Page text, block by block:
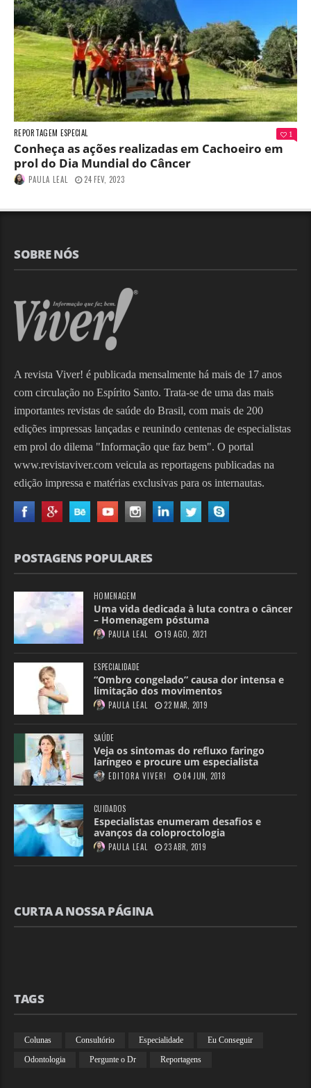
REPORTAGEM ESPECIAL 1
Conheça as ações realizadas em Cachoeiro em
prol do Dia Mundial do Câncer
PAULA LEAL 24 FEV, 2023
SOBRE NÓS
A revista Viver! é publicada mensalmente há mais de 17 anos
com circulação no Espírito Santo. Trata-se de uma das mais
importantes revistas de saúde do Brasil, com mais de 200
edições impressas lançadas e reunindo centenas de especialistas
em prol do dilema "Informação que faz bem". O portal
www.revistaviver.com veicula as reportagens publicadas na
edição impressa e matérias exclusivas para os internautas.
POSTAGENS POPULARES
HOMENAGEM
Uma vida dedicada à luta contra o câncer
– Homenagem póstuma
PAULA LEAL 19 AGO, 2021
ESPECIALIDADE
“Ombro congelado” causa dor intensa e
limitação dos movimentos
PAULA LEAL 22 MAR, 2019
SAÚDE
Veja os sintomas do refluxo faringo
laríngeo e procure um especialista
EDITORA VIVER! 04 JUN, 2018
CUIDADOS
Especialistas enumeram desafios e
avanços da coloproctologia
PAULA LEAL 23 ABR, 2019
CURTA A NOSSA PÁGINA
TAGS
Colunas Consultório Especialidade
Eu Conseguir
Odontologia
Pergunte o Dr Reportagens